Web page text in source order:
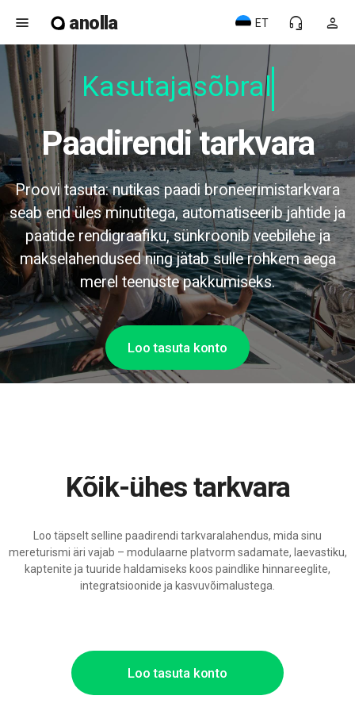
menu anolla person
headset_mic
ET
Kasutajasõbrali
Paadirendi tarkvara
Proovi tasuta: nutikas paadi broneerimistarkvara
seab end üles minutitega, automatiseerib jahtide ja
paatide rendigraafiku, sünkroonib veebilehe ja
makselahendused ning jätab sulle rohkem aega
merel teenuste pakkumiseks.
Loo tasuta konto
Loo tasuta konto
Kõik-ühes tarkvara
Loo täpselt selline paadirendi tarkvaralahendus, mida sinu
mereturismi äri vajab – modulaarne platvorm sadamate, laevastiku,
kaptenite ja tuuride haldamiseks koos paindlike hinnareeglite,
integratsioonide ja kasvuvõimalustega.